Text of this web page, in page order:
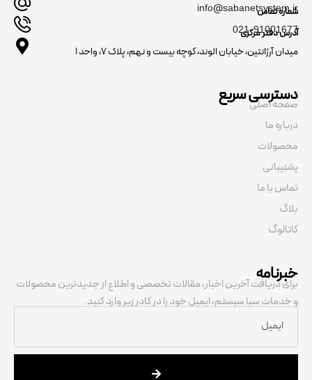
info@sabanetsystem.ir
شماره تماس
021-91001677
آدرس دفتر مرکزی
میدان آرژانتین، خیابان الوند، کوچه بیست و نهم، پلاک ۷، واحد ۱
دسترسی سریع
صفحه اصلی
درباره ما
محصولات
پشتیبانی
تماس با ما
بلاگ
کاتالوگ
خبرنامه
برای دریافت آخرین اخبار، مقالات تخصصی و اطلاع از جدیدترین محصولات
و خدمات سبا سیستم، ایمیل خود را در کادر زیر وارد کنید.